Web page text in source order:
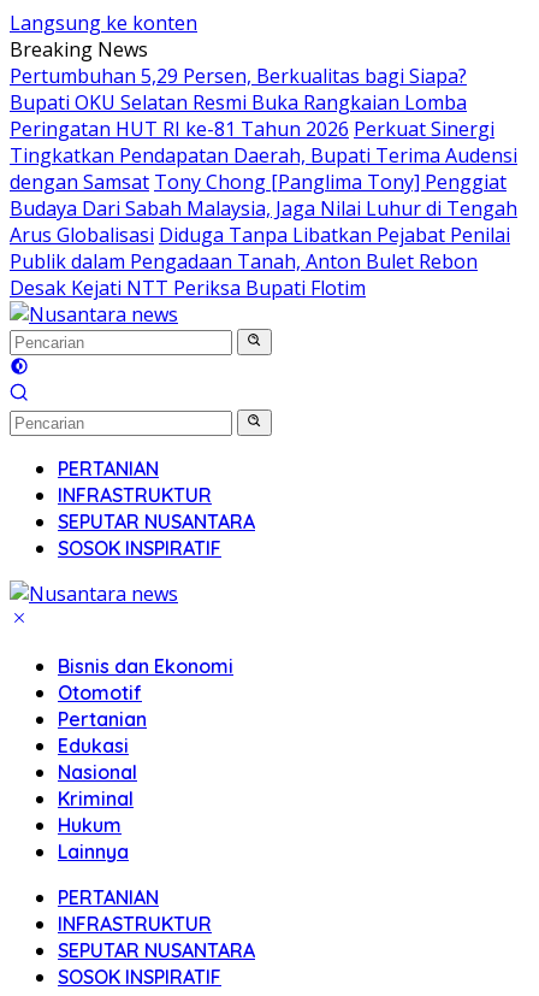
Langsung ke konten
Breaking News
Pertumbuhan 5,29 Persen, Berkualitas bagi Siapa?
Bupati OKU Selatan Resmi Buka Rangkaian Lomba
Peringatan HUT RI ke-81 Tahun 2026 Perkuat Sinergi
Tingkatkan Pendapatan Daerah, Bupati Terima Audensi
dengan Samsat Tony Chong [Panglima Tony] Penggiat
Budaya Dari Sabah Malaysia, Jaga Nilai Luhur di Tengah
Arus Globalisasi Diduga Tanpa Libatkan Pejabat Penilai
Publik dalam Pengadaan Tanah, Anton Bulet Rebon
Desak Kejati NTT Periksa Bupati Flotim
PERTANIAN
INFRASTRUKTUR
SEPUTAR NUSANTARA
SOSOK INSPIRATIF
Bisnis dan Ekonomi
Otomotif
Pertanian
Edukasi
Nasional
Kriminal
Hukum
Lainnya
PERTANIAN
INFRASTRUKTUR
SEPUTAR NUSANTARA
SOSOK INSPIRATIF